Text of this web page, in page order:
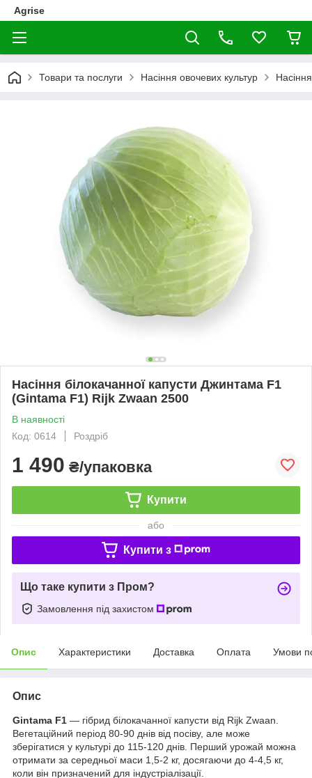
Agrise
Товари та послуги Насіння овочевих культур
Насіння білокачанної капусти Джинтама F1
(Gintama F1) Rijk Zwaan 2500
В наявності
Код: 0614
Роздріб
1 490 ₴/упаковка
Купити
або
Купити з
Що таке купити з Пром?
Замовлення під захистом
Опис Характеристики Доставка Оплата Умови
Опис
Gintama F1 — гібрид білокачанної капусти від Rijk Zwaan.
Вегетаційний період 80-90 днів від посіву, але може
зберігатися у культурі до 115-120 днів. Перший урожай можна
отримати за середньої маси 1,5-2 кг, досягаючи до 4-4,5 кг,
коли він призначений для індустріалізації.